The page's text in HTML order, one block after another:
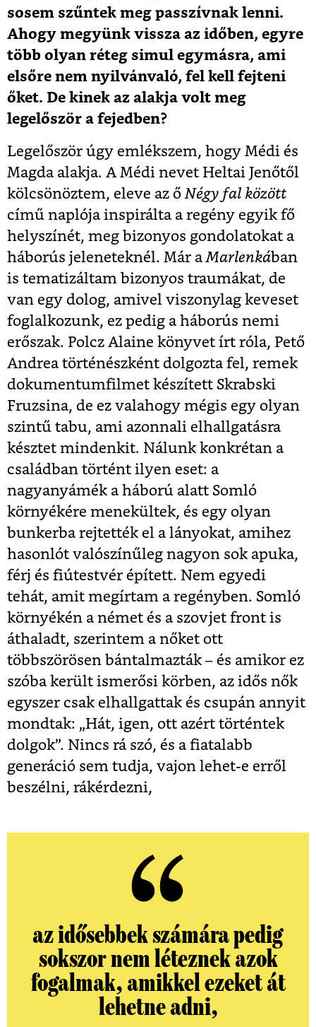
sosem szűntek meg passzívnak lenni.
Ahogy megyünk vissza az időben, egyre
több olyan réteg simul egymásra, ami
elsőre nem nyilvánvaló, fel kell fejteni
őket. De kinek az alakja volt meg
legelőször a fejedben?
Legelőször úgy emlékszem, hogy Médi és
Magda alakja. A Médi nevet Heltai Jenőtől
kölcsönöztem, eleve az ő Négy fal között
című naplója inspirálta a regény egyik fő
helyszínét, meg bizonyos gondolatokat a
háborús jeleneteknél. Már aMarlenkában
is tematizáltam bizonyos traumákat, de
van egy dolog, amivel viszonylag keveset
foglalkozunk, ez pedig a háborús nemi
erőszak. Polcz Alaine könyvet írt róla, Pető
Andrea történészként dolgozta fel, remek
dokumentumfilmet készített Skrabski
Fruzsina, de ez valahogy mégis egy olyan
szintű tabu, ami azonnali elhallgatásra
késztet mindenkit. Nálunk konkrétan a
családban történt ilyen eset: a
nagyanyámék a háború alatt Somló
környékére menekültek, és egy olyan
bunkerba rejtették el a lányokat, amihez
hasonlót valószínűleg nagyon sok apuka,
férj és fiútestvér épített. Nem egyedi
tehát, amit megírtam a regényben. Somló
környékén a német és a szovjet front is
áthaladt, szerintem a nőket ott
többszörösen bántalmazták – és amikor ez
szóba került ismerősi körben, az idős nők
egyszer csak elhallgattak és csupán annyit
mondtak: „Hát, igen, ott azért történtek
dolgok”. Nincs rá szó, és a fiatalabb
generáció sem tudja, vajon lehet-e erről
beszélni, rákérdezni,
az idősebbek számára pedig
sokszor nem léteznek azok
fogalmak, amikkel ezeket át
lehetne adni,